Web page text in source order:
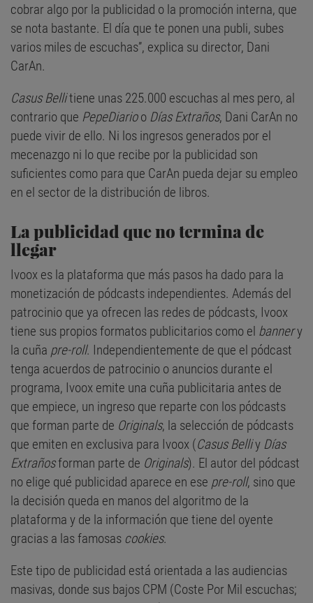
cobrar algo por la publicidad o la promoción interna, que
se nota bastante. El día que te ponen una publi, subes
varios miles de escuchas”, explica su director, Dani
CarAn.
Casus Bellitiene unas 225.000 escuchas al mes pero, al
contrario que PepeDiarioo Días Extraños, Dani CarAn no
puede vivir de ello. Ni los ingresos generados por el
mecenazgo ni lo que recibe por la publicidad son
suficientes como para que CarAn pueda dejar su empleo
en el sector de la distribución de libros.
La publicidad que no termina de
llegar
Ivoox es la plataforma que más pasos ha dado para la
monetización de pódcasts independientes. Además del
patrocinio que ya ofrecen las redes de pódcasts, Ivoox
tiene sus propios formatos publicitarios como el bannery
la cuña pre-roll. Independientemente de que el pódcast
tenga acuerdos de patrocinio o anuncios durante el
programa, Ivoox emite una cuña publicitaria antes de
que empiece, un ingreso que reparte con los pódcasts
que forman parte de Originals, la selección de pódcasts
que emiten en exclusiva para Ivoox (Casus Belliy Días
Extrañosforman parte de Originals). El autor del pódcast
no elige qué publicidad aparece en ese pre-roll, sino que
la decisión queda en manos del algoritmo de la
plataforma y de la información que tiene del oyente
gracias a las famosas cookies.
Este tipo de publicidad está orientada a las audiencias
masivas, donde sus bajos CPM (Coste Por Mil escuchas;